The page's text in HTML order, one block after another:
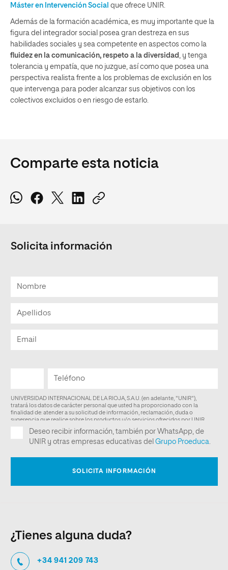
Máster en Intervención Social que ofrece UNIR.
Además de la formación académica, es muy importante que la
figura del integrador social posea gran destreza en sus
habilidades sociales y sea competente en aspectos como la
fluidez en la comunicación, respeto a la diversidad
, y tenga
tolerancia y empatía, que no juzgue, así como que posea una
perspectiva realista frente a los problemas de exclusión en los
que intervenga para poder alcanzar sus objetivos con los
colectivos excluidos o en riesgo de estarlo.
Comparte esta noticia
Solicita información
¿Tienes alguna duda?
+34 941 209 743